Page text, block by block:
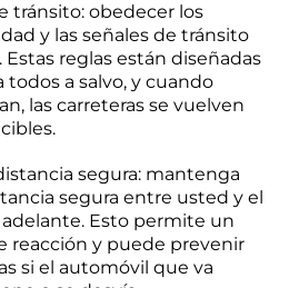
tránsito: obedecer los
y las señales de tránsito
reglas están diseñadas
todos a salvo, y cuando
las carreteras se vuelven
segura: mantenga
segura entre usted y el
Esto permite un
reacción y puede prevenir
si el automóvil que va